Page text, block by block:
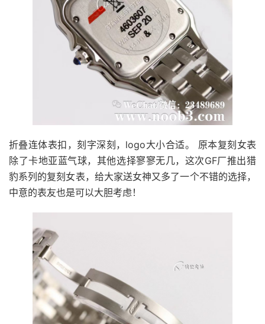
折叠连体表扣，刻字深刻，logo大小合适。 原本复刻女表
除了卡地亚蓝气球，其他选择寥寥无几，这次GF厂推出猎
豹系列的复刻女表，给大家送女神又多了一个不错的选择，
中意的表友也是可以大胆考虑！